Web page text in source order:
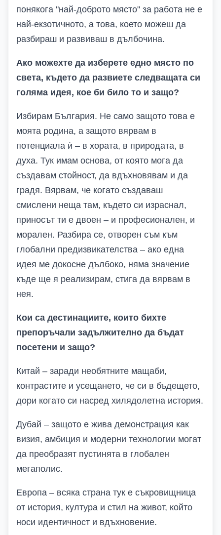
понякога "най-доброто място" за работа не е
най-екзотичното, а това, което можеш да
разбираш и развиваш в дълбочина.
Ако можехте да изберете едно място по
света, където да развиете следващата си
голяма идея, кое би било то и защо?
Избирам България. Не само защото това е
моята родина, а защото вярвам в
потенциала ѝ – в хората, в природата, в
духа. Тук имам основа, от която мога да
създавам стойност, да вдъхновявам и да
градя. Вярвам, че когато създаваш
смислени неща там, където си израснал,
приносът ти е двоен – и професионален, и
морален. Разбира се, отворен съм към
глобални предизвикателства – ако една
идея ме докосне дълбоко, няма значение
къде ще я реализирам, стига да вярвам в
нея.
Кои са дестинациите, които бихте
препоръчали задължително да бъдат
посетени и защо?
Китай – заради необятните мащаби,
контрастите и усещането, че си в бъдещето,
дори когато си насред хилядолетна история.
Дубай – защото е жива демонстрация как
визия, амбиция и модерни технологии могат
да преобразят пустинята в глобален
мегаполис.
Европа – всяка страна тук е съкровищница
от история, култура и стил на живот, който
носи идентичност и вдъхновение.